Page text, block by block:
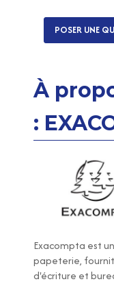
POSER UNE
À
:
Exacompta est
papeterie,
d'écriture et